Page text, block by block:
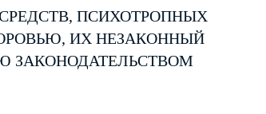
ПСИХОТРОПНЫХ
ИХ НЕЗАКОННЫЙ
ЗАКОНОДАТЕЛЬСТВОМ